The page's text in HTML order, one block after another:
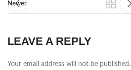
Newer
LEAVE A REPLY
Your email address will not be published.